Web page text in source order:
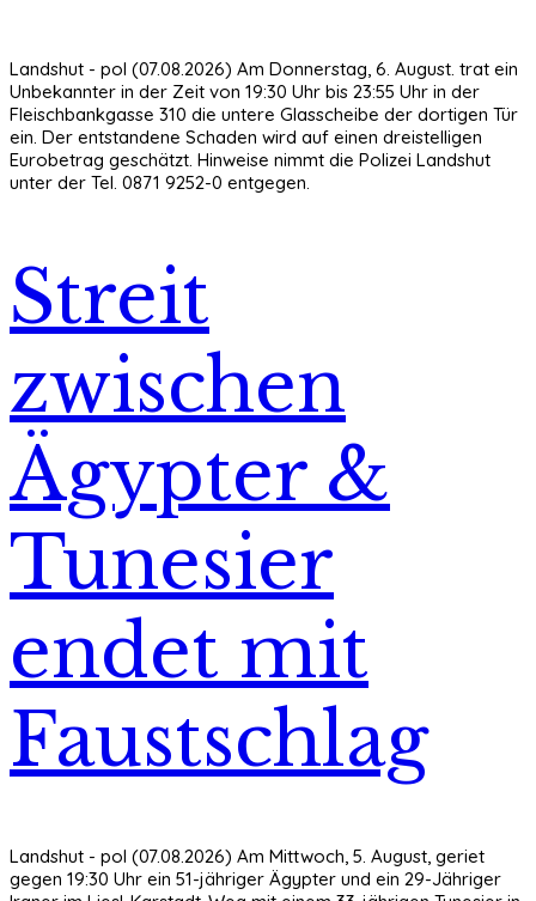
Landshut - pol (07.08.2026) Am Donnerstag, 6. August. trat ein
Unbekannter in der Zeit von 19:30 Uhr bis 23:55 Uhr in der
Fleischbankgasse 310 die untere Glasscheibe der dortigen Tür
ein. Der entstandene Schaden wird auf einen dreistelligen
Eurobetrag geschätzt. Hinweise nimmt die Polizei Landshut
unter der Tel. 0871 9252-0 entgegen.
Streit
zwischen
Ägypter &
Tunesier
endet mit
Faustschlag
Landshut - pol (07.08.2026) Am Mittwoch, 5. August, geriet
gegen 19:30 Uhr ein 51-jähriger Ägypter und ein 29-Jähriger